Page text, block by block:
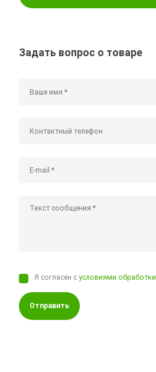
Задать вопрос о товаре
Я согласен сусловиями обработки
Отправить